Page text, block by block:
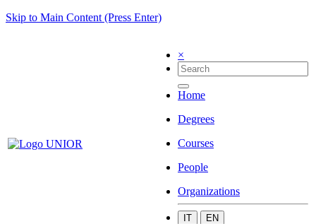
Skip to Main Content (Press Enter)
×
Home
Degrees
Courses
People
Organizations
IT EN